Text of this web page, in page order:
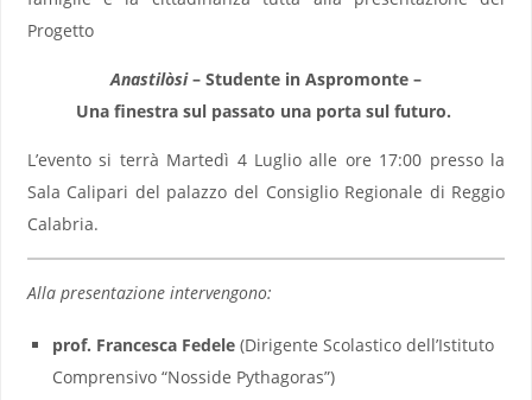
Progetto
Anastilòsi– Studente in Aspromonte –
Una finestra sul passato una porta sul futuro.
L’evento si terrà Martedì 4 Luglio alle ore 17:00 presso la
Sala Calipari del palazzo del Consiglio Regionale di Reggio
Calabria.
Alla presentazione intervengono:
prof. Francesca Fedele (Dirigente Scolastico dell’Istituto
Comprensivo “Nosside Pythagoras”)